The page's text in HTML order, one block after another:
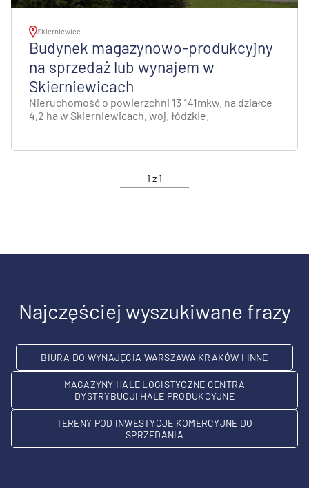
Skierniewice
Budynek magazynowo-produkcyjny
na sprzedaż lub wynajem w
Skierniewicach
Nieruchomość o powierzchni 13 141mkw. na działce
4,2 ha w Skierniewicach, woj. łódzkie.
1 z1
Najczęściej wyszukiwane frazy
BIURA DO WYNAJĘCIA WARSZAWA KRAKÓW I INNE
MAGAZYNY HALE LOGISTYCZNE CENTRA
DYSTRYBUCJI HALE PRODUKCYJNE
TERENY POD INWESTYCJE KOMERCYJNE DO
SPRZEDANIA